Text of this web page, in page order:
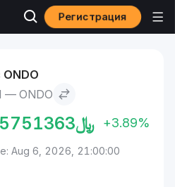
Регистрация
Саудовский риял to Ondo
ONDO
﷼ +3.89%
Aug 6, 2026, 21:00:00